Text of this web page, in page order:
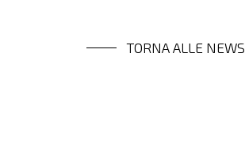
TORNA ALLE NEWS